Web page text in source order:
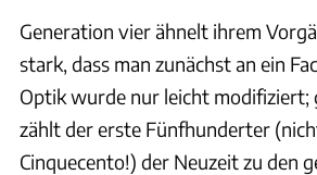
Generation vier ähnelt ihrem
stark, dass man zunächst an ein
Optik wurde nur leicht modifiziert;
zählt der erste Fünfhunderter
Cinquecento!) der Neuzeit zu den